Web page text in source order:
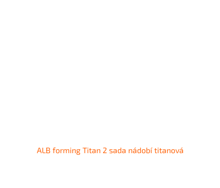
ALB forming Titan 2 sada nádobí titanová